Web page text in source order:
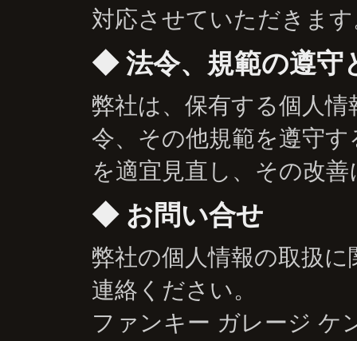
対応させていただきま
法令、規範の遵守
弊社は、保有する個人
令、その他規範を遵守
を適宜見直し、その改
お問い合せ
弊社の個人情報の取扱
連絡ください。
ファンキー ガレージ ケ